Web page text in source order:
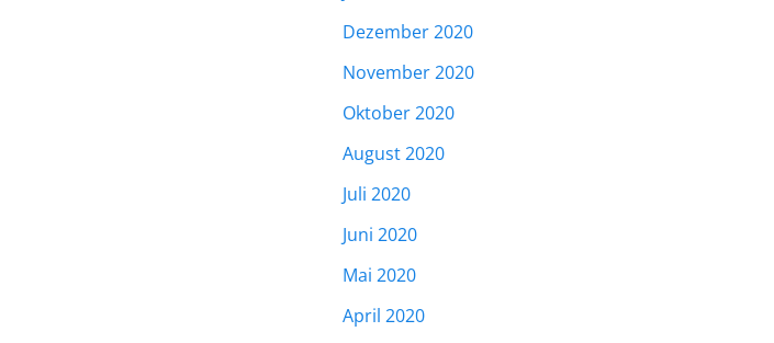
Dezember 2020
November 2020
Oktober 2020
August 2020
Juli 2020
Juni 2020
Mai 2020
April 2020